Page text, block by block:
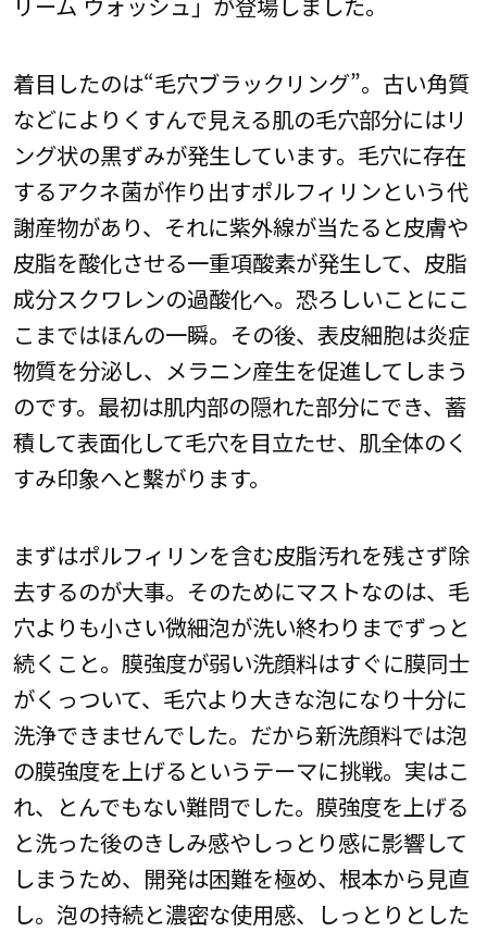
着目したのは“毛穴ブラックリング”。古い角質
などによりくすんで見える肌の毛穴部分にはリ
ング状の黒ずみが発生しています。毛穴に存在
するアクネ菌が作り出すポルフィリンという代
謝産物があり、それに紫外線が当たると皮膚や
皮脂を酸化させる一重項酸素が発生して、皮脂
成分スクワレンの過酸化へ。恐ろしいことにこ
こまではほんの一瞬。その後、表皮細胞は炎症
物質を分泌し、メラニン産生を促進してしまう
のです。最初は肌内部の隠れた部分にでき、蓄
積して表面化して毛穴を目立たせ、肌全体のく
すみ印象へと繫がります。
まずはポルフィリンを含む皮脂汚れを残さず除
去するのが大事。そのためにマストなのは、毛
穴よりも小さい微細泡が洗い終わりまでずっと
続くこと。膜強度が弱い洗顔料はすぐに膜同士
がくっついて、毛穴より大きな泡になり十分に
洗浄できませんでした。だから新洗顔料では泡
の膜強度を上げるというテーマに挑戦。実はこ
れ、とんでもない難問でした。膜強度を上げる
と洗った後のきしみ感やしっとり感に影響して
しまうため、開発は困難を極め、根本から見直
し。泡の持続と濃密な使用感、しっとりとした